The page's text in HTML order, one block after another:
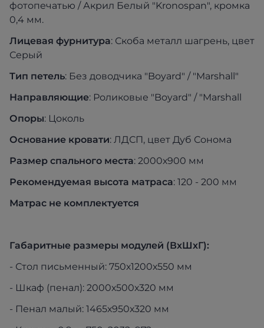
фотопечатью / Акрил Белый "Kronospan", кромка
0,4 мм.
Лицевая фурнитура: Скоба металл шагрень, цвет
Серый
Тип петель: Без доводчика "Boyard" / "Marshall"
Направляющие: Роликовые "Boyard" / "Marshall
Опоры: Цоколь
Основание кровати: ЛДСП, цвет Дуб Сонома
Размер спального места: 2000х900 мм
Рекомендуемая высота матраса: 120 - 200 мм
Матрас не комплектуется
Габаритные размеры модулей (ВхШхГ):
- Стол письменный: 750х1200х550 мм
- Шкаф (пенал): 2000х500х320 мм
- Пенал малый: 1465х950х320 мм